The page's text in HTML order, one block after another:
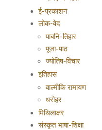
ई-प्रकाशन
लोक-वेद
पाबनि-तिहार
पूजा-पाठ
ज्योतिष-विचार
इतिहास
वाल्मीकि रामायण
धरोहर
मिथिलाक्षर
संस्कृत भाषा-शिक्षा